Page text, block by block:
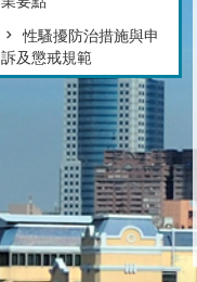
性騷擾防治措施與申
訴及懲戒規範